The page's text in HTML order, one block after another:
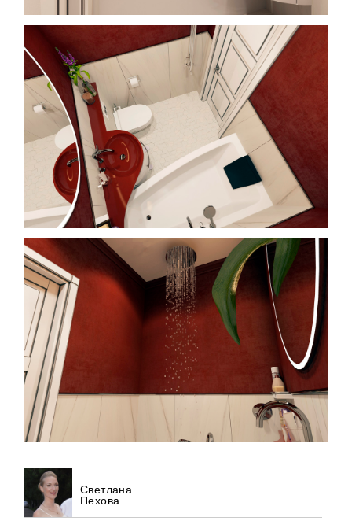
Светлана
Пехова